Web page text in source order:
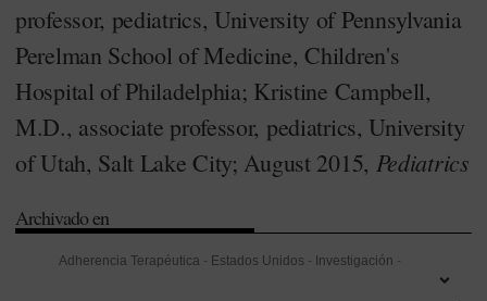
professor, pediatrics, University of Pennsylvania
Perelman School of Medicine, Children's
Hospital of Philadelphia; Kristine Campbell,
M.D., associate professor, pediatrics, University
of Utah, Salt Lake City; August 2015, Pediatrics
Archivado en
Adherencia Terapéutica - Estados Unidos - Investigación -